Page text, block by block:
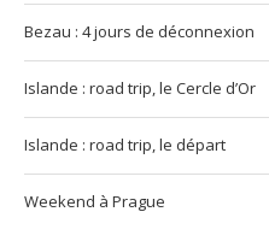
Bezau : 4 jours de déconnexion
Islande : road trip, le Cercle d’Or
Islande : road trip, le départ
Weekend à Prague